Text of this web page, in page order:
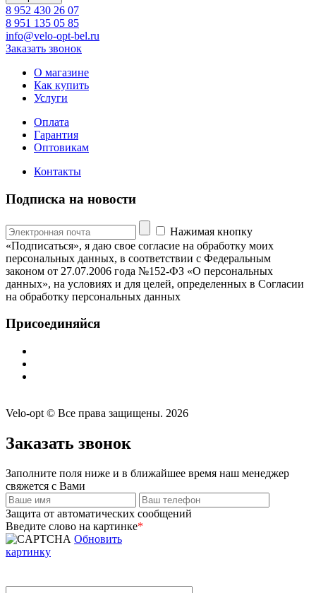
8 952 430 26 07
8 951 135 05 85
info@velo-opt-bel.ru
Заказать звонок
О магазине
Как купить
Услуги
Оплата
Гарантия
Оптовикам
Контакты
Подписка на новости
Нажимая кнопку
«Подписаться», я даю свое согласие на обработку моих
персональных данных, в соответствии с Федеральным
законом от 27.07.2006 года №152-ФЗ «О персональных
данных», на условиях и для целей, определенных в Согласии
на обработку персональных данных
Присоединяйся
Velo-opt © Все права защищены. 2026
Заказать звонок
Заполните поля ниже и в ближайшее время наш менеджер
свяжется с Вами
Защита от автоматических сообщений
Введите слово на картинке*
Обновить
картинку